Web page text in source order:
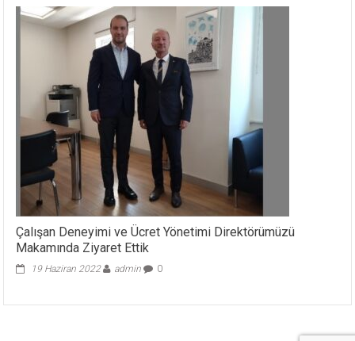
Çalışan Deneyimi ve Ücret Yönetimi Direktörümüzü
Makamında Ziyaret Ettik
19 Haziran 2022 admin 0